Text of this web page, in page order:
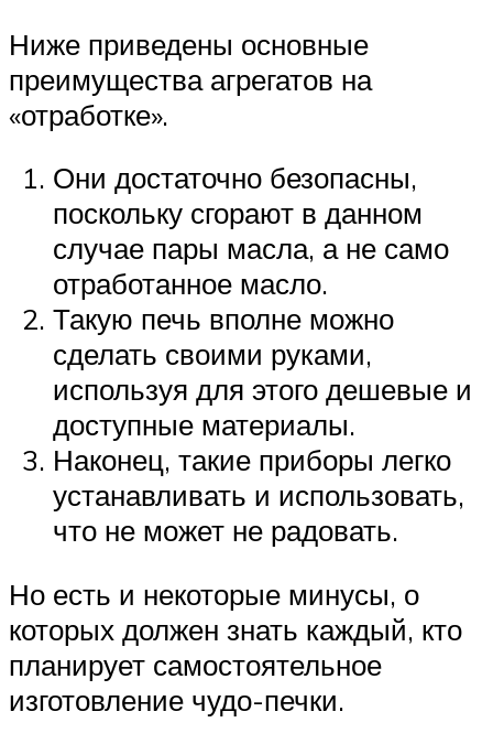
Ниже приведены основные
преимущества агрегатов на
«отработке».
Они достаточно безопасны,
поскольку сгорают в данном
случае пары масла, а не само
отработанное масло.
Такую печь вполне можно
сделать своими руками,
используя для этого дешевые и
доступные материалы.
Наконец, такие приборы легко
устанавливать и использовать,
что не может не радовать.
Но есть и некоторые минусы, о
которых должен знать каждый, кто
планирует самостоятельное
изготовление чудо-печки.